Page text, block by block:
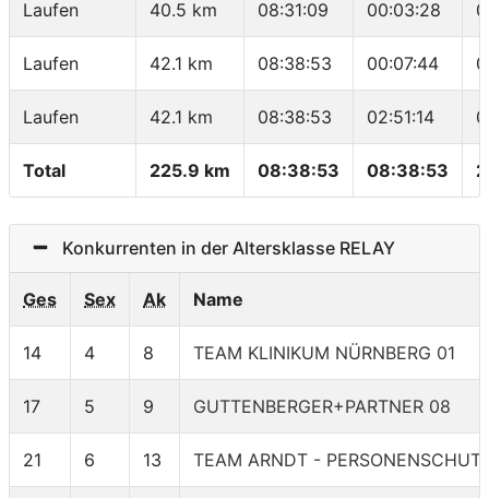
Laufen 40.5 km 08:31:09 00:03:28
Laufen 42.1 km 08:38:53 00:07:44
Laufen 42.1 km 08:38:53 02:51:14
Total 225.9 km 08:38:53 08:38:53
Konkurrenten in der Altersklasse RELAY
Ges Sex Ak Name
14 4 8 TEAM KLINIKUM NÜRNBERG 01
17 5 9 GUTTENBERGER+PARTNER 08
21 6 13 TEAM ARNDT -